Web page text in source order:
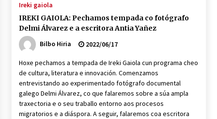
Ireki gaiola
IREKI GAIOLA: Pechamos tempada co fotógrafo
Delmi Álvarez e a escritora Antia Yañez
Bilbo Hiria
2022/06/17
Hoxe pechamos a tempada de Ireki Gaiola cun programa cheo
de cultura, literatura e innovación. Comenzamos
entrevistando ao experimentado fotógrafo documental
galego Delmi Álvarez, co que falaremos sobre a súa ampla
traxectoria e o seu traballo entorno aos procesos
migratorios e a diáspora. A seguir, falaremos coa escritora